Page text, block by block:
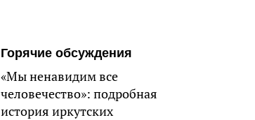
Горячие обсуждения
«Мы ненавидим все
человечество»: подробная
история иркутских